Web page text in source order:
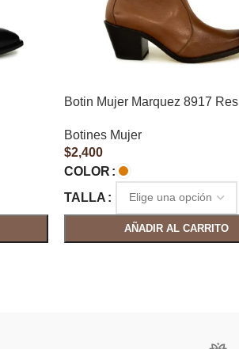
Botin Mujer Marquez 8917 Res
Botines Mujer
$2,400
COLOR
TALLA
AÑADIR AL CARRITO